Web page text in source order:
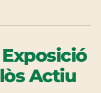
Actiu